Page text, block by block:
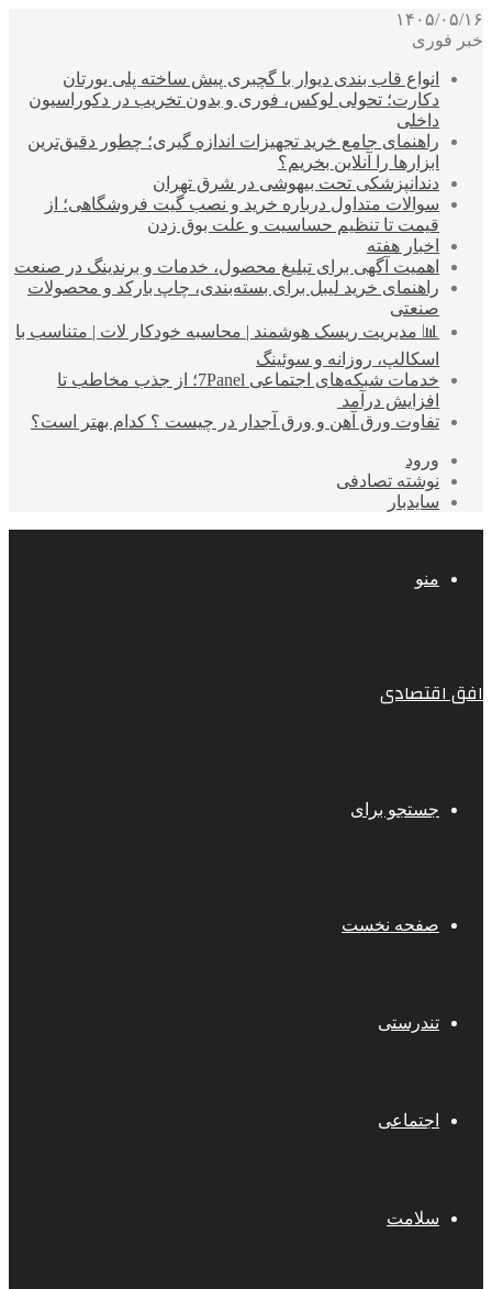
۱۴۰۵/۰۵/۱۶
خبر فوری
انواع قاب بندی دیوار با گچبری پیش ساخته پلی یورتان
دکارت؛ تحولی لوکس، فوری و بدون تخریب در دکوراسیون
داخلی
راهنمای جامع خرید تجهیزات اندازه گیری؛ چطور دقیق‌ترین
ابزارها را آنلاین بخریم؟
دندانپزشکی تحت بیهوشی در شرق تهران
سوالات متداول درباره خرید و نصب گیت فروشگاهی؛ از
قیمت تا تنظیم حساسیت و علت بوق زدن
اخبار هفته
اهمیت آگهی برای تبلیغ محصول، خدمات و برندینگ در صنعت
راهنمای خرید لیبل برای بسته‌بندی، چاپ بارکد و محصولات
صنعتی
📊 مدیریت ریسک هوشمند | محاسبه خودکار لات | متناسب با
اسکالپ، روزانه و سوئینگ
خدمات شبکه‌های اجتماعی 7Panel؛ از جذب مخاطب تا
افزایش درآمد
تفاوت ورق آهن و ورق آجدار در چیست ؟ کدام بهتر است؟
ورود
نوشته تصادفی
سایدبار
منو
افق اقتصادی
جستجو برای
صفحه نخست
تندرستی
اجتماعی
سلامت